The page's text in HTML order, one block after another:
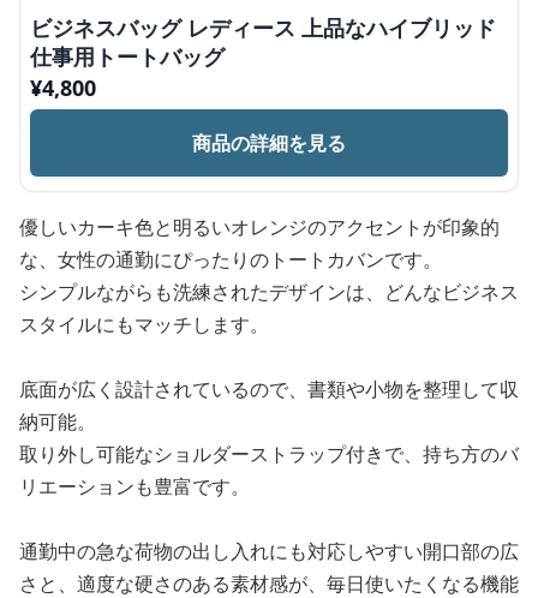
ビジネスバッグ レディース 上品なハイブリッド
仕事用トートバッグ
¥4,800
商品の詳細を見る
優しいカーキ色と明るいオレンジのアクセントが印象的
な、女性の通勤にぴったりのトートカバンです。
シンプルながらも洗練されたデザインは、どんなビジネス
スタイルにもマッチします。
底面が広く設計されているので、書類や小物を整理して収
納可能。
取り外し可能なショルダーストラップ付きで、持ち方のバ
リエーションも豊富です。
通勤中の急な荷物の出し入れにも対応しやすい開口部の広
さと、適度な硬さのある素材感が、毎日使いたくなる機能